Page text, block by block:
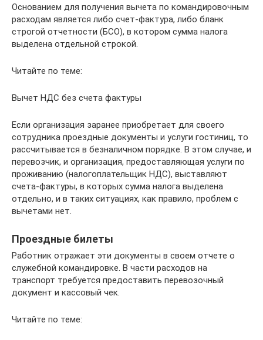
Основанием для получения вычета по командировочным
расходам является либо счет-фактура, либо бланк
строгой отчетности (БСО), в котором сумма налога
выделена отдельной строкой.
Читайте по теме:
Вычет НДС без счета фактуры
Если организация заранее приобретает для своего
сотрудника проездные документы и услуги гостиниц, то
рассчитывается в безналичном порядке. В этом случае, и
перевозчик, и организация, предоставляющая услуги по
проживанию (налогоплательщик НДС), выставляют
счета-фактуры, в которых сумма налога выделена
отдельно, и в таких ситуациях, как правило, проблем с
вычетами нет.
Проездные билеты
Работник отражает эти документы в своем отчете о
служебной командировке. В части расходов на
транспорт требуется предоставить перевозочный
документ и кассовый чек.
Читайте по теме: